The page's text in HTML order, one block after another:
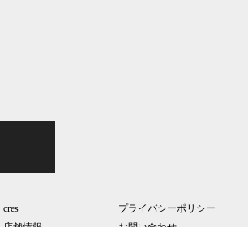
cres
プライバシーポリシー